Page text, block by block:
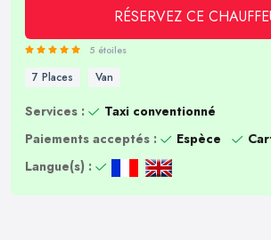
RÉSERVEZ CE
5 étoiles
7 Places Van
Services :
Taxi conventionné
Paiements acceptés :
Espèce
Langue(s) :